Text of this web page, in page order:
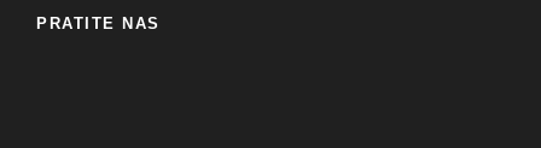
PRATITE NAS